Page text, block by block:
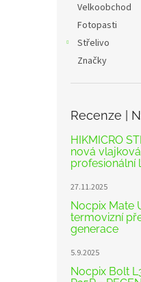
Velkoobchod
Fotopasti
Střelivo
Značky
Recenze |
HIKMICRO
nová
profesionální
27.11.2025
Nocpix Mate
termovizní
generace
5.9.2025
Nocpix Bolt